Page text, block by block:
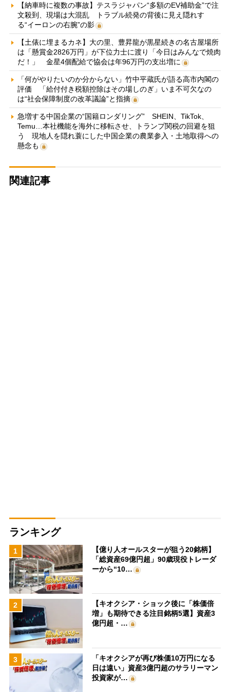
【納車時に複数の事故】テスラジャパン“多額のEV補助金”で注
文殺到、現場は大混乱 トラブル続発の背後に見え隠れす
る“イーロンの右腕”の影
【土俵に埋まるカネ】大の里、豊昇龍が黒星続きの名古屋場所
は「懸賞金2826万円」が下位力士に渡り「今日はみんなで焼肉
だ！」 金星4個配給で協会は年96万円の支出増に
「何がやりたいのか分からない」竹中平蔵氏が語る高市内閣の
評価 「給付付き税額控除はその場しのぎ」いま不可欠なの
は“社会保障制度の改革議論”と指摘
急増する中国企業の“国籍ロンダリング” SHEIN、TikTok、
Temu…本社機能を海外に移転させ、トランプ関税の回避を狙
う 現地人を隠れ蓑にした中国企業の農業参入・土地取得への
懸念も
関連記事
ランキング
1
【億り人オールスターが狙う20銘柄】
「総資産69億円超」90歳現役トレーダ
ーから“10…
2
【キオクシア・ショック後に「株価倍
増」も期待できる注目銘柄5選】資産3
億円超・…
3
「キオクシアが再び株価10万円になる
日は遠い」資産3億円超のサラリーマン
投資家が…